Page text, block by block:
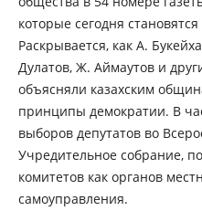
которые сегодня
Раскрывается, как А.
Дулатов, Ж. Аймаутов и
объясняли казахским
принципы демократии. В
выборов депутатов во
Учредительное собрание,
комитетов как органов
самоуправления.